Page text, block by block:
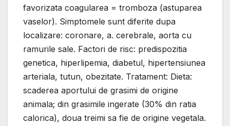
favorizata coagularea = tromboza (astuparea
vaselor). Simptomele sunt diferite dupa
localizare: coronare, a. cerebrale, aorta cu
ramurile sale. Factori de risc: predispozitia
genetica, hiperlipemia, diabetul, hipertensiunea
arteriala, tutun, obezitate. Tratament: Dieta:
scaderea aportului de grasimi de origine
animala; din grasimile ingerate (30% din ratia
calorica), doua treimi sa fie de origine vegetala.